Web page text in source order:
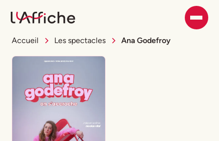
Accueil Les spectacles Ana Godefroy